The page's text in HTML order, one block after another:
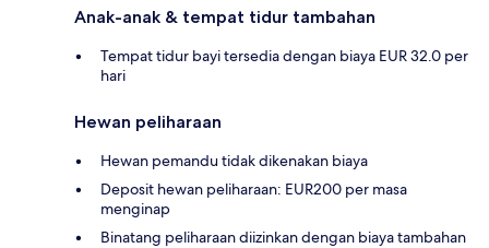
Anak-anak & tempat tidur tambahan
Tempat tidur bayi tersedia dengan biaya EUR 32.0 per
hari
Hewan peliharaan
Hewan pemandu tidak dikenakan biaya
Deposit hewan peliharaan: EUR200 per masa
menginap
Binatang peliharaan diizinkan dengan biaya tambahan